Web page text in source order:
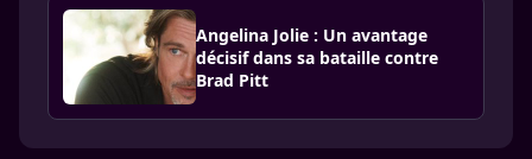
Angelina Jolie : Un avantage
décisif dans sa bataille contre
Brad Pitt